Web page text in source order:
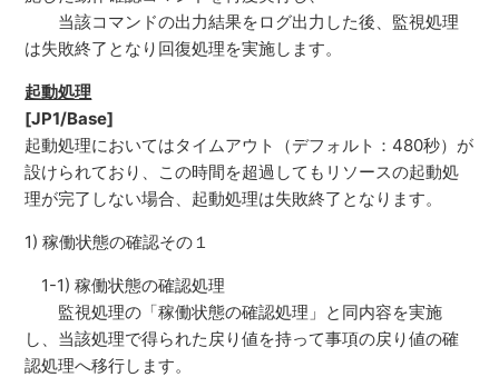
当該コマンドの出力結果をログ出力した後、監視処理
は失敗終了となり回復処理を実施します。
起動処理
[JP1/Base]
起動処理においてはタイムアウト（デフォルト：480秒）が
設けられており、この時間を超過してもリソースの起動処
理が完了しない場合、起動処理は失敗終了となります。
1) 稼働状態の確認その１
1-1) 稼働状態の確認処理
監視処理の「稼働状態の確認処理」と同内容を実施
し、当該処理で得られた戻り値を持って事項の戻り値の確
認処理へ移行します。